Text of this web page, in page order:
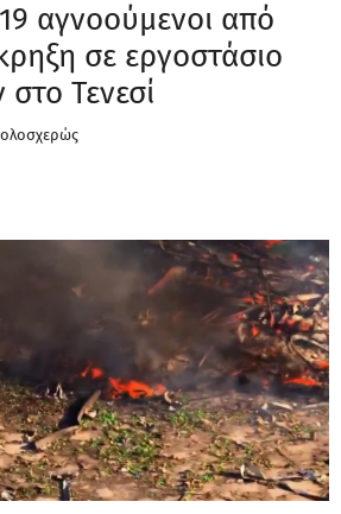
αγνοούμενοι από
σε εργοστάσιο
Τενεσί